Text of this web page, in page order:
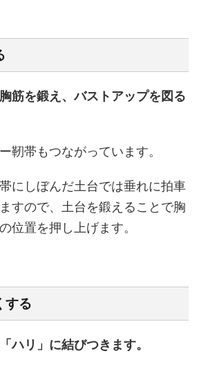
筋を鍛え、バストアップを図る
靭帯もつながっています。
にしぼんだ土台では垂れに拍車
すので、土台を鍛えることで胸
位置を押し上げます。
する
ハリ」に結びつきます。